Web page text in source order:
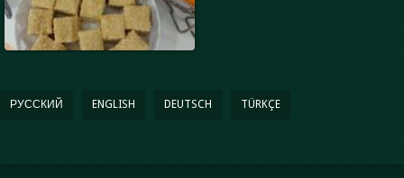
РУССКИЙ ENGLISH DEUTSCH TÜRKÇE